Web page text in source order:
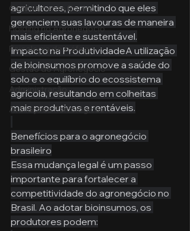
Confinamento Bovino
Holding no Agronegócio
Psicologia de tráfego
Gestão do Agronegócio
Administração
Avaliações Psicológicas
agricultores, permitindo que eles
gerenciem suas lavouras de maneira
mais eficiente e sustentável.
Impacto na ProdutividadeA utilização
de bioinsumos promove a saúde do
solo e o equilíbrio do ecossistema
agrícola, resultando em colheitas
mais produtivas e rentáveis.
Benefícios para o agronegócio
brasileiro
Essa mudança legal é um passo
importante para fortalecer a
competitividade do agronegócio no
Brasil. Ao adotar bioinsumos, os
produtores podem: